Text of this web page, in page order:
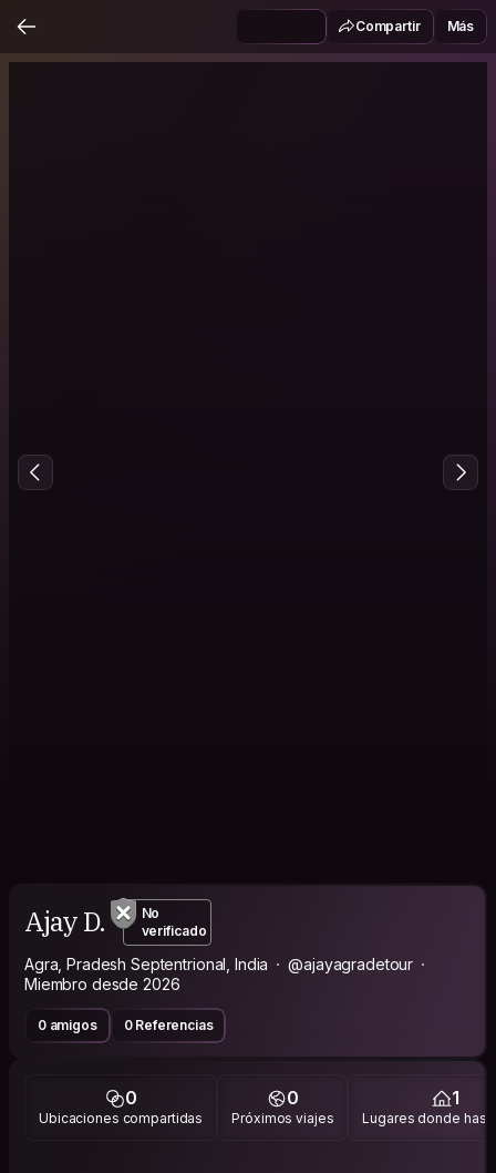
Compartir Más
Ajay D.
No
verificado
Agra, Pradesh Septentrional, India
@ajayagradetour
Miembro desde 2026
0 amigos 0 Referencias
0
Ubicaciones compartidas
0
Próximos viajes
1
Lugares donde has